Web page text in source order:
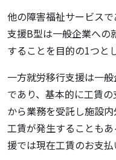
他の障害福祉サービス
支援B型は一般企業への
することを目的の1つと
一方就労移行支援は一
であり、基本的に工賃
から業務を受託し施設
工賃が発生することも
援では現在工賃のお支払